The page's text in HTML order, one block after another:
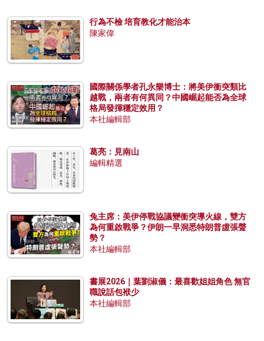
行為不檢 培育教化才能治本
陳家偉
國際關係學者孔永樂博士：將美伊衝突類比
越戰，兩者有何異同？中國崛起能否為全球
格局發揮穩定效用？
本社編輯部
葛亮：見南山
編輯精選
兔主席：美伊停戰協議變衝突導火線，雙方
為何重啟戰爭？伊朗一早洞悉特朗普虛張聲
勢？
本社編輯部
書展2026｜葉劉淑儀：最喜歡姐姐角色 無官
職說話包袱少
本社編輯部